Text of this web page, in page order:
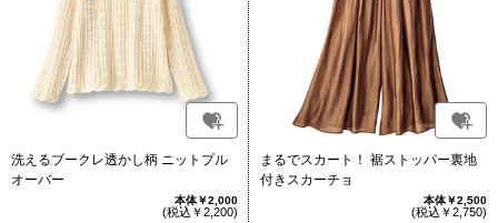
洗えるブークレ透かし柄 ニットプル
オーバー
本体￥2,000
(税込￥2,200)
まるでスカート！ 裾ストッパー裏地
付きスカーチョ
本体￥2,500
(税込￥2,750)